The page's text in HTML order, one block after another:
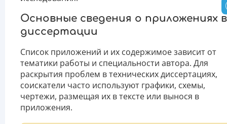
Основные сведения о приложениях в
диссертации
Список приложений и их содержимое зависит от
тематики работы и специальности автора. Для
раскрытия проблем в технических диссертациях,
соискатели часто используют графики, схемы,
чертежи, размещая их в тексте или вынося в
приложения.